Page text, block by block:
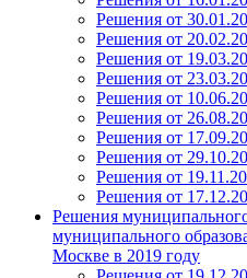
Решения от
Решения от
Решения от
Решения от
Решения от
Решения от
Решения от
Решения от
Решения от
Решения от
Решения
муниципального
Москве в 2019 году